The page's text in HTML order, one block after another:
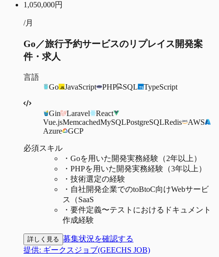
1,050,000円
/月
Go／旅行予約サービスのリプレイス開発案
件・求人
言語
Go
JavaScript PHP SQL TypeScript
Gin Laravel
React
Vue.jsMemcachedMySQLPostgreSQLRedis
AWS
Azure
GCP
必須スキル
・ Goを用いた開発実務経験（2年以上）
・ PHPを用いた開発実務経験（3年以上）
・ 技術選定の経験
・ 自社開発企業でのtoBtoC向けWebサービ
ス（SaaS
・ 要件定義〜テストにおけるドキュメント
作成経験
詳しく見る 募集状況を確認する
提供: ギークスジョブ(GEECHS JOB)